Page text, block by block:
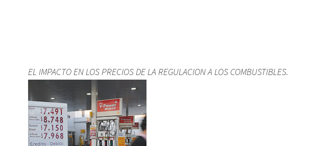
EL IMPACTO EN LOS PRECIOS DE LA REGULACION A LOS COMBUSTIBLES.